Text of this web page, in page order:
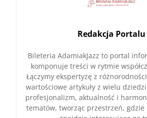
Redakcja Portalu
Bileteria AdamiakJazz to portal
komponuje treści w rytmie
Łączymy ekspertyzę z
wartościowe artykuły z wielu
profesjonalizm, aktualność i
tematów, tworząc przestrzeń, gdzie